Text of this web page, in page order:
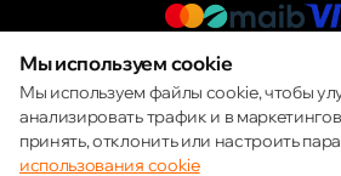
© 2013 – 2026 ECOM
Мы используем cookie
Мы используем файлы cookie, чтобы
анализировать трафик и в
принять, отклонить или настроить
использования cookie